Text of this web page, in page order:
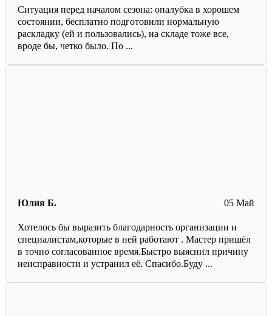
Ситуация перед началом сезона: опалубка в хорошем
состоянии, бесплатно подготовили нормальную
раскладку (ей и пользовались), на складе тоже все,
вроде бы, четко было. По ...
05 Май
Юлия Б.
Хотелось бы выразить благодарность организации и
специалистам,которые в ней работают . Мастер пришёл
в точно согласованное время.Быстро выяснил причину
неисправности и устранил её. Спасибо.Буду ...